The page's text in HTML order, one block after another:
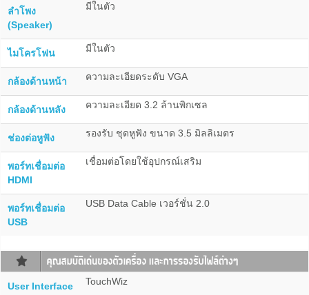
ลำโพง
(Speaker)
มีในตัว
ไมโครโฟน มีในตัว
กล้องด้านหน้า ความละเอียดระดับ VGA
กล้องด้านหลัง ความละเอียด 3.2 ล้านพิกเซล
ช่องต่อหูฟัง รองรับ ชุดหูฟัง ขนาด 3.5 มิลลิเมตร
พอร์ทเชื่อมต่อ
HDMI
เชื่อมต่อโดยใช้อุปกรณ์เสริม
พอร์ทเชื่อมต่อ
USB
USB Data Cable เวอร์ชั่น 2.0
User Interface TouchWiz